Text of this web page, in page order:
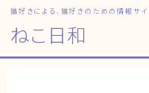
ねこ日和
猫好きによる、猫好きのための情報サイ
MENU